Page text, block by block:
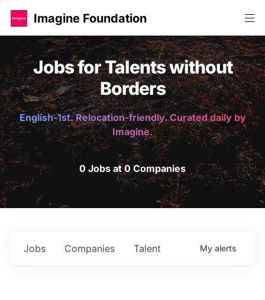
Imagine Foundation
Jobs for Talents without
Borders
English-1st. Relocation-friendly. Curated daily by
Imagine.
0 Jobs at 0 Companies
Jobs Companies Talent My alerts